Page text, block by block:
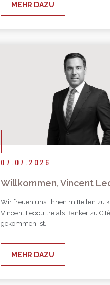
MEHR DAZU
07.07.2026
Willkommen, Vincent
Wir freuen uns, Ihnen mitteilen zu
Vincent Lecoultre als Banker zu
gekommen ist.
MEHR DAZU